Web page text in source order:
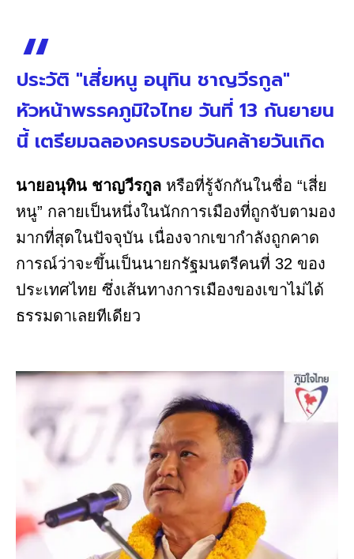
ประวัติ "เสี่ยหนู อนุทิน ชาญวีรกูล"
หัวหน้าพรรคภูมิใจไทย วันที่ 13 กันยายน
นี้ เตรียมฉลองครบรอบวันคล้ายวันเกิด
นายอนุทิน ชาญวีรกูล หรือที่รู้จักกันในชื่อ “เสี่ย
หนู” กลายเป็นหนึ่งในนักการเมืองที่ถูกจับตามอง
มากที่สุดในปัจจุบัน เนื่องจากเขากำลังถูกคาด
การณ์ว่าจะขึ้นเป็นนายกรัฐมนตรีคนที่ 32 ของ
ประเทศไทย ซึ่งเส้นทางการเมืองของเขาไม่ได้
ธรรมดาเลยทีเดียว